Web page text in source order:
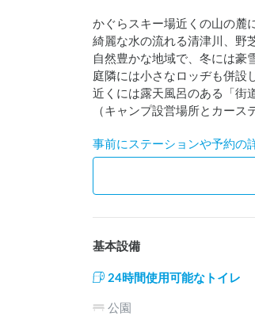
かぐらスキー場近くの山の麓
綺麗な水の流れる清津川、野
自然豊かな地域で、冬には豪
庭隣には小さなロッヂも併設
近くには露天風呂のある「街
（キャンプ設営場所とカース
事前にステーションや予約の
基本設備
24時間使用可能なトイレ
公園